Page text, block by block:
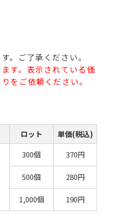
。ご了承ください。
す。表示されている価
をご依頼ください。
ロット 単価(税込)
300個 370円
500個 280円
1,000個 190円